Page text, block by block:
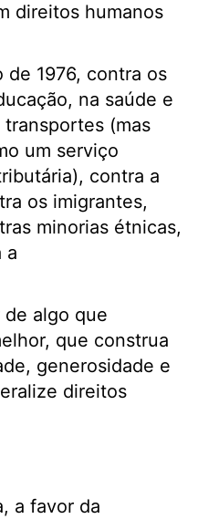
direitos humanos
de 1976, contra os
na saúde e
(mas
um serviço
contra a
os imigrantes,
minorias étnicas,
a
de algo que
que construa
generosidade e
direitos
a favor da